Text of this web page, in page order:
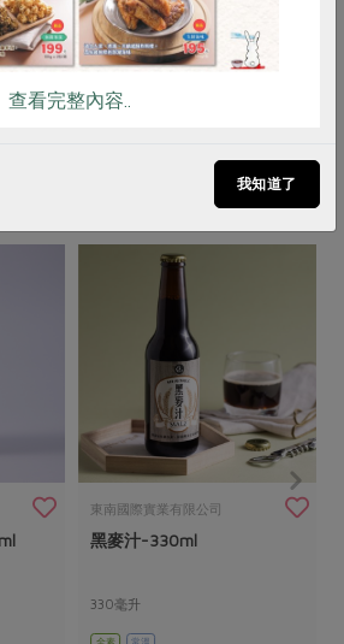
封後請盡速飲用完畢，未飲用完請
藏保存
東南國際實業有限公司
黑麥汁-330ml
330毫升
全素 常溫
查看完整內容..
我知道了